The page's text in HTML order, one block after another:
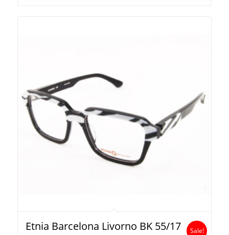
Etnia Barcelona Livorno BK 55/17
Sale!